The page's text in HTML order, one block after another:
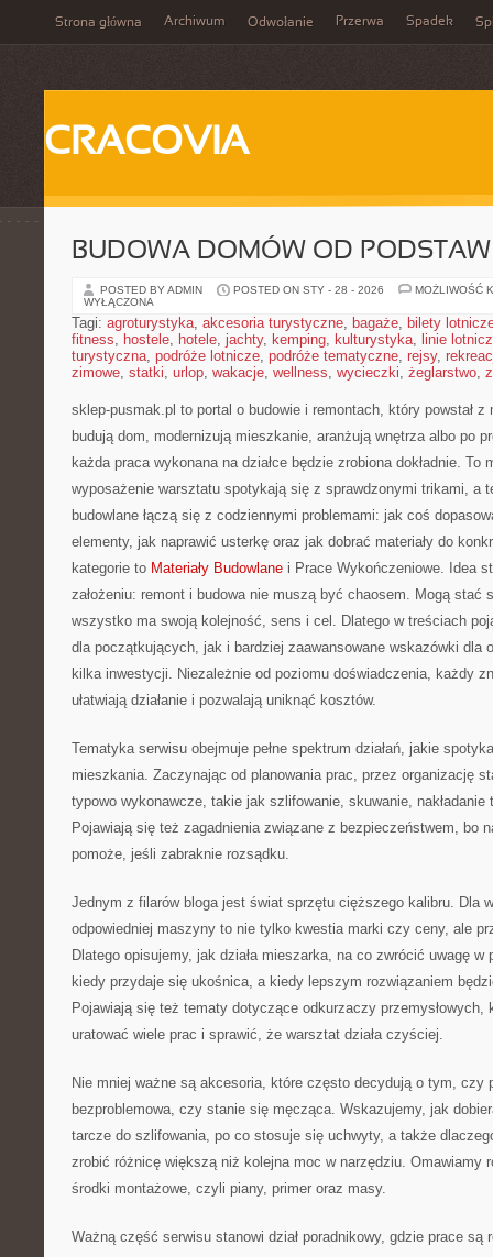
Strona główna Archiwum Odwołanie Przerwa Spadek
CRACOVIA
BUDOWA DOMÓW OD PODSTAW
POSTED BY ADMIN POSTED ON STY - 28 - 2026
MOŻLIWOŚĆ
WYŁĄCZONA
Tagi: agroturystyka, akcesoria turystyczne, bagaże, bilety
fitness, hostele, hotele, jachty, kemping, kulturystyka, linie
turystyczna, podróże lotnicze, podróże tematyczne, rejsy,
zimowe, statki, urlop, wakacje, wellness, wycieczki, żeglarstwo,
sklep-pusmak.pl to portal o budowie i remontach, który powstał
budują dom, modernizują mieszkanie, aranżują wnętrza albo po
każda praca wykonana na działce będzie zrobiona dokładnie. To
wyposażenie warsztatu spotykają się z sprawdzonymi trikami, a
budowlane łączą się z codziennymi problemami: jak coś
elementy, jak naprawić usterkę oraz jak dobrać materiały do
kategorie to Materiały Budowlane i Prace Wykończeniowe. Idea
założeniu: remont i budowa nie muszą być chaosem. Mogą stać
wszystko ma swoją kolejność, sens i cel. Dlatego w treściach
dla początkujących, jak i bardziej zaawansowane wskazówki dla
kilka inwestycji. Niezależnie od poziomu doświadczenia, każdy
ułatwiają działanie i pozwalają uniknąć kosztów.
Tematyka serwisu obejmuje pełne spektrum działań, jakie
mieszkania. Zaczynając od planowania prac, przez organizację
typowo wykonawcze, takie jak szlifowanie, skuwanie, nakładanie
Pojawiają się też zagadnienia związane z bezpieczeństwem, bo
pomoże, jeśli zabraknie rozsądku.
Jednym z filarów bloga jest świat sprzętu cięższego kalibru. Dla
odpowiedniej maszyny to nie tylko kwestia marki czy ceny, ale
Dlatego opisujemy, jak działa mieszarka, na co zwrócić uwagę w
kiedy przydaje się ukośnica, a kiedy lepszym rozwiązaniem
Pojawiają się też tematy dotyczące odkurzaczy przemysłowych,
uratować wiele prac i sprawić, że warsztat działa czyściej.
Nie mniej ważne są akcesoria, które często decydują o tym, czy
bezproblemowa, czy stanie się męcząca. Wskazujemy, jak
tarcze do szlifowania, po co stosuje się uchwyty, a także
zrobić różnicę większą niż kolejna moc w narzędziu. Omawiamy
środki montażowe, czyli piany, primer oraz masy.
Ważną część serwisu stanowi dział poradnikowy, gdzie prace są